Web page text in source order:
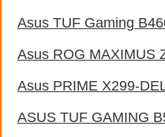
Asus TUF Gaming
Asus ROG MAXIMUS
Asus PRIME X299-
ASUS TUF GAMING